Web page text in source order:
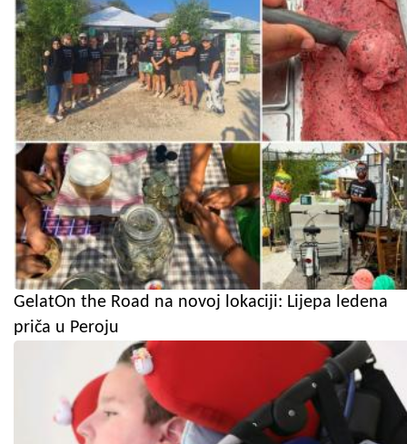
GelatOn the Road na novoj lokaciji: Lijepa ledena
priča u Peroju